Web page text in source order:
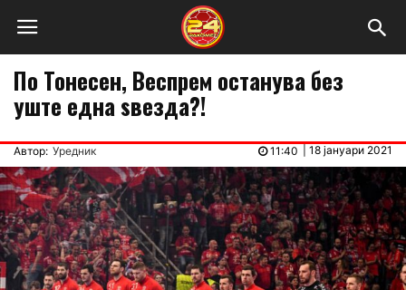
По Тонесен, Веспрем останува без
уште една ѕвезда?!
Автор: Уредник 18 јануари 2021
11:40